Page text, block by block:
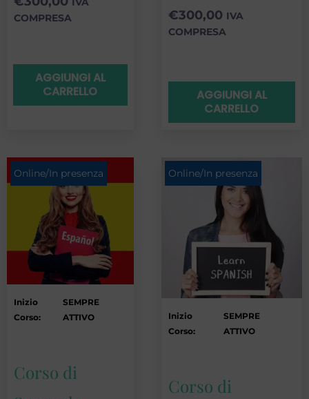
COMPRESA
AGGIUNGI AL
CARRELLO
€300,00 IVA
COMPRESA
AGGIUNGI AL
CARRELLO
Inizio
Corso:
SEMPRE
ATTIVO
Online/In presenza
Corso di
Inizio
Corso:
SEMPRE
ATTIVO
Online/In presenza
Corso di